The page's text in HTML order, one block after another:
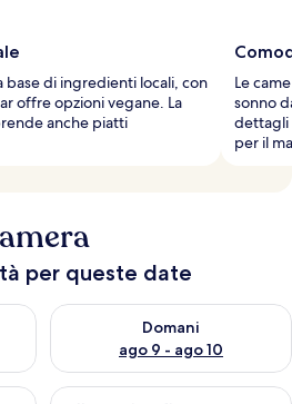
base di ingredienti locali, con
offre opzioni vegane. La
anche piatti
Le
sonno
dettagli
per il
per queste date
sera, ago 8 - ago 9
Domani
ago 9 - ago 10
Verifica la disponibilità per
fine settimana, ago 14 -
Verifica la disponibilità per il